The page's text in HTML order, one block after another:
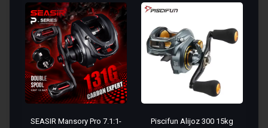
SEASIR Mansory Pro 7.1:1-
Piscifun Alijoz 300 15kg